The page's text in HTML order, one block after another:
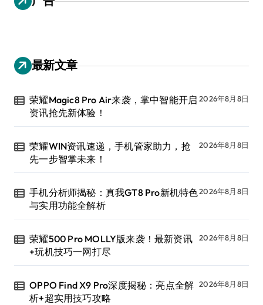
最新文章
荣耀Magic8 Pro Air来袭，掌中智能开启
资讯抢先新体验！
2026年8月8日
荣耀WIN资讯速递，手机管家助力，抢
先一步智掌未来！
2026年8月8日
手机分析师揭秘：真我GT8 Pro新机特色
与实用功能全解析
2026年8月8日
荣耀500 Pro MOLLY版来袭！最新资讯
+玩机技巧一网打尽
2026年8月8日
OPPO Find X9 Pro深度揭秘：亮点全解
析+超实用技巧攻略
2026年8月8日